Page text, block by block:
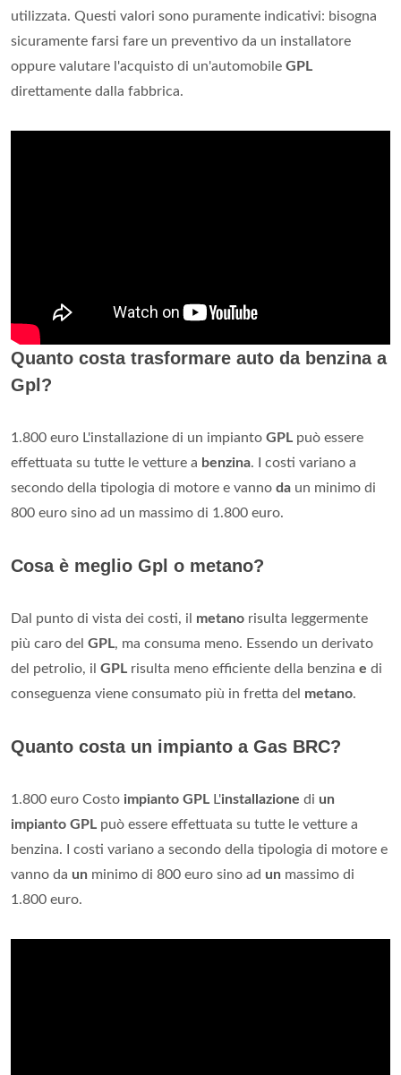
utilizzata. Questi valori sono puramente indicativi: bisogna
sicuramente farsi fare un preventivo da un installatore
oppure valutare l'acquisto di un'automobile GPL
direttamente dalla fabbrica.
Quanto costa trasformare auto da benzina a
Gpl?
1.800 euro L'installazione di un impianto GPL può essere
effettuata su tutte le vetture a benzina. I costi variano a
secondo della tipologia di motore e vanno da un minimo di
800 euro sino ad un massimo di 1.800 euro.
Cosa è meglio Gpl o metano?
Dal punto di vista dei costi, il metano risulta leggermente
più caro del GPL, ma consuma meno. Essendo un derivato
del petrolio, il GPL risulta meno efficiente della benzina e di
conseguenza viene consumato più in fretta del metano.
Quanto costa un impianto a Gas BRC?
1.800 euro Costo impianto GPL L'installazione di un
impianto GPL può essere effettuata su tutte le vetture a
benzina. I costi variano a secondo della tipologia di motore e
vanno da un minimo di 800 euro sino ad un massimo di
1.800 euro.